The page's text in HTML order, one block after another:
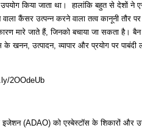
उपयोग किया जाता था। हालांकि बहुत से देशों
कैंसर उत्पन्न करने वाला तत्व कानूनी तौर
मारे जाते हैं, जिनको बचाया जा सकता है।
उत्पादन, व्यापार और प्रयोग पर पाबंदी
2OOdeUb
(ADAO) को एस्बेस्टॉस के शिकारों और उनके